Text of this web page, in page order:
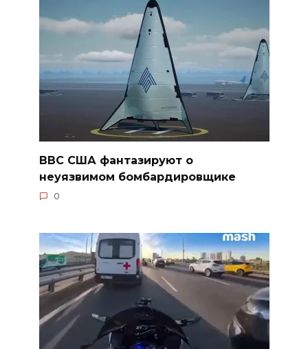
ВВС США фантазируют о
неуязвимом бомбардировщике
0